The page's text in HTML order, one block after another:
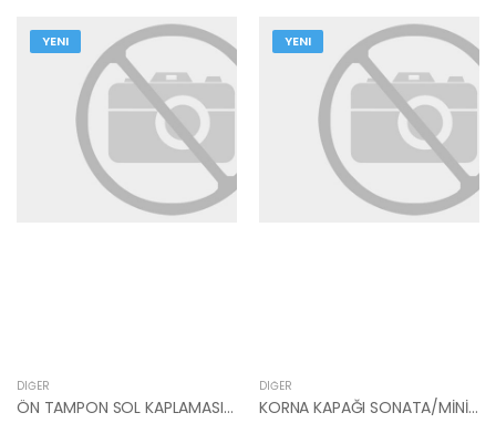
YENI
DIĞER
ÖN TAMPON SOL KAPLAMASI 86595-N7010-HMC
YENI
DIĞER
KORNA KAPAĞI SONATA/MİNİBÜS/KAMYONET 56150-33910AQ-HMC